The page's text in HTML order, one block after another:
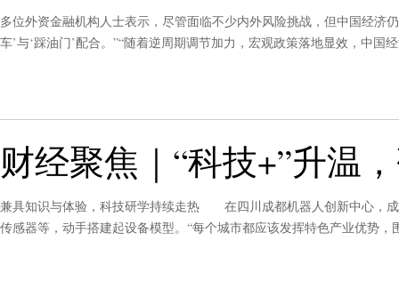
多位外资金融机构人士表示，尽管面临不少内外风险挑战，但中国经济
车’与‘踩油门’配合。”“随着逆周期调节加力，宏观政策落地显效，中
财经聚焦｜“科技+”升温
兼具知识与体验，科技研学持续走热 在四川成都机器人创新中心，
传感器等，动手搭建起设备模型。“每个城市都应该发挥特色产业优势